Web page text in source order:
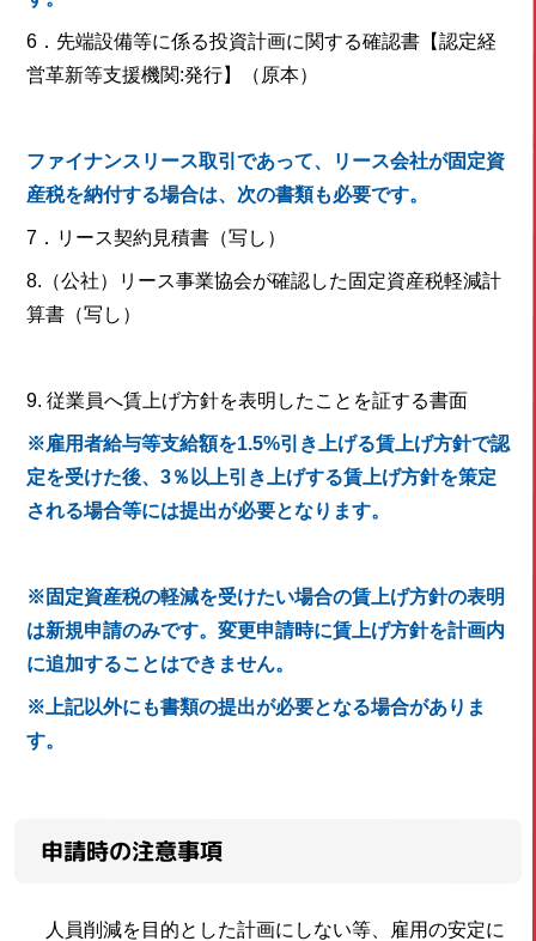
6．先端設備等に係る投資計画に関する確認書【認定経
営革新等支援機関:発行】（原本）
ファイナンスリース取引であって、リース会社が固定資
産税を納付する場合は、次の書類も必要です。
7．リース契約見積書（写し）
8.（公社）リース事業協会が確認した固定資産税軽減計
算書（写し）
9. 従業員へ賃上げ方針を表明したことを証する書面
※雇用者給与等支給額を1.5%引き上げる賃上げ方針で認
定を受けた後、3％以上引き上げする賃上げ方針を策定
される場合等には提出が必要となります。
※固定資産税の軽減を受けたい場合の賃上げ方針の表明
は新規申請のみです。変更申請時に賃上げ方針を計画内
に追加することはできません。
※上記以外にも書類の提出が必要となる場合がありま
す。
申請時の注意事項
人員削減を目的とした計画にしない等、雇用の安定に